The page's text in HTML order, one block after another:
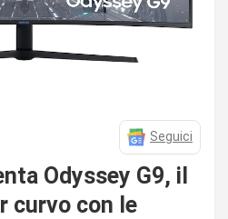
Seguici
Odyssey G9, il
curvo con le